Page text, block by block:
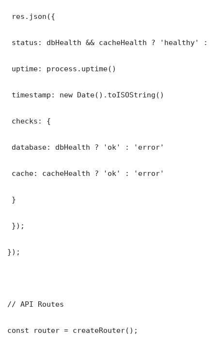
res.json({
status: dbHealth && cacheHealth ? 'healthy' :
uptime: process.uptime()
timestamp: new Date().toISOString()
checks: {
database: dbHealth ? 'ok' : 'error'
cache: cacheHealth ? 'ok' : 'error'
}
});
});
// API Routes
const router = createRouter();